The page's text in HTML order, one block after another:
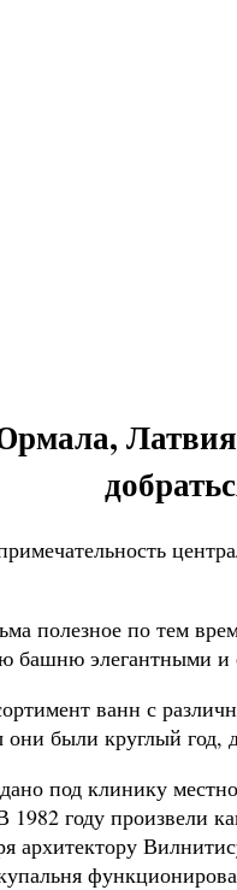
Латвия:
полезное по тем
башню элегантными
ванн с
были круглый
под клинику
году произвели
архитектору